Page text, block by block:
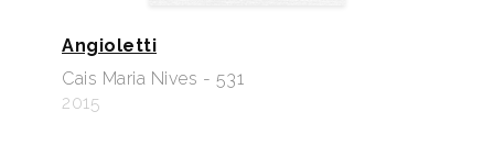
Angioletti
Cais Maria Nives - 531
2015